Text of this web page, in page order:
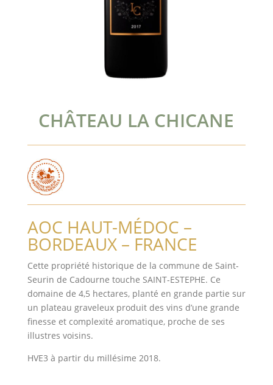
CHÂTEAU LA CHICANE
AOC HAUT-MÉDOC –
BORDEAUX – FRANCE
Cette propriété historique de la commune de Saint-
Seurin de Cadourne touche SAINT-ESTEPHE. Ce
domaine de 4,5 hectares, planté en grande partie sur
un plateau graveleux produit des vins d’une grande
finesse et complexité aromatique, proche de ses
illustres voisins.
HVE3 à partir du millésime 2018.